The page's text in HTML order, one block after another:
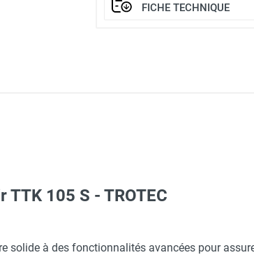
FICHE TECHNIQUE
125 S - TTK 170 ECO - TROTEC
L - HUSQVARNA
tête réglable - HUSQVARNA
105 S - TROTEC
solide à des fonctionnalités avancées pour